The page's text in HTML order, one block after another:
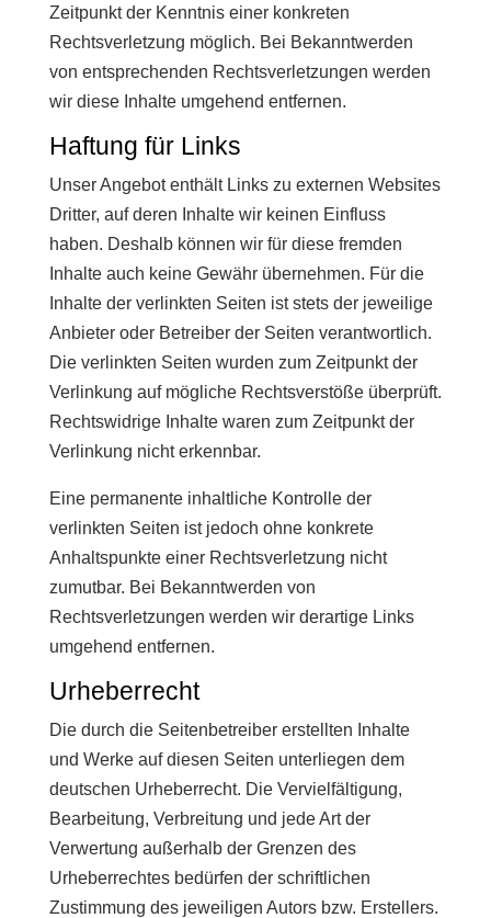
Zeitpunkt der Kenntnis einer konkreten
Rechtsverletzung möglich. Bei Bekanntwerden
von entsprechenden Rechtsverletzungen werden
wir diese Inhalte umgehend entfernen.
Haftung für Links
Unser Angebot enthält Links zu externen Websites
Dritter, auf deren Inhalte wir keinen Einfluss
haben. Deshalb können wir für diese fremden
Inhalte auch keine Gewähr übernehmen. Für die
Inhalte der verlinkten Seiten ist stets der jeweilige
Anbieter oder Betreiber der Seiten verantwortlich.
Die verlinkten Seiten wurden zum Zeitpunkt der
Verlinkung auf mögliche Rechtsverstöße überprüft.
Rechtswidrige Inhalte waren zum Zeitpunkt der
Verlinkung nicht erkennbar.
Eine permanente inhaltliche Kontrolle der
verlinkten Seiten ist jedoch ohne konkrete
Anhaltspunkte einer Rechtsverletzung nicht
zumutbar. Bei Bekanntwerden von
Rechtsverletzungen werden wir derartige Links
umgehend entfernen.
Urheberrecht
Die durch die Seitenbetreiber erstellten Inhalte
und Werke auf diesen Seiten unterliegen dem
deutschen Urheberrecht. Die Vervielfältigung,
Bearbeitung, Verbreitung und jede Art der
Verwertung außerhalb der Grenzen des
Urheberrechtes bedürfen der schriftlichen
Zustimmung des jeweiligen Autors bzw. Erstellers.